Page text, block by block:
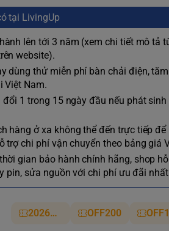
tại LivingUp
lên tới 3 năm (xem chi tiết mô tả
website).
dùng thử miễn phí bàn chải điện,
Việt Nam.
đổi 1 trong 15 ngày đầu nếu phát sinh
hàng ở xa không thể đến trực tiếp để
trợ chi phí vận chuyển theo bảng giá
gian bảo hành chính hãng, shop
pin, sửa nguồn với chi phí ưu đãi
2026NM OFF200